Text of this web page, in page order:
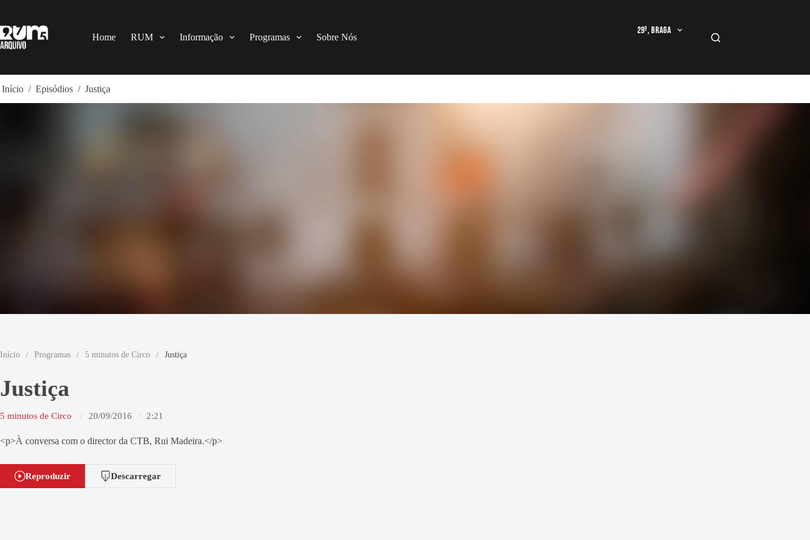
o
conteúdo
Home RUM Informação Programas Sobre Nós
29º, Braga
Início / Episódios / Justiça
Início / Programas / 5 minutos de Circo / Justiça
Justiça
5 minutos de Circo 20/09/2016 2:21
<p>À conversa com o director da CTB, Rui Madeira.</p>
Reproduzir Descarregar